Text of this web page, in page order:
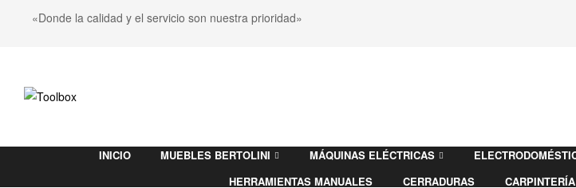
«Donde la calidad y el servicio son nuestra prioridad»
INICIO MUEBLES BERTOLINI MÁQUINAS ELÉCTRICAS
HERRAMIENTAS MANUALES
CERRADURAS CARPINTERÍA